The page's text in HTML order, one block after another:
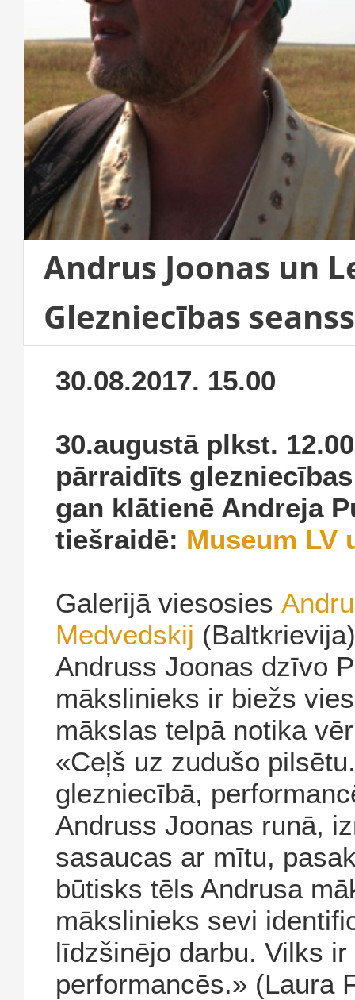
Andrus Joonas un
Glezniecības
30.08.2017. 15.00
30.augustā plkst.
pārraidīts
gan klātienē Andreja
tiešraidē: Museum LV
Galerijā viesosies
Medvedskij
Andruss Joonas dzīvo
mākslinieks ir biežs
mākslas telpā notika
«Ceļš uz zudušo
glezniecībā,
Andruss Joonas runā,
sasaucas ar mītu,
būtisks tēls Andrusa
mākslinieks sevi
līdzšinējo darbu. Vilks
performancēs.» (Laura